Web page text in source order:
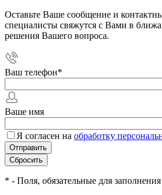
Оставьте Ваше сообщение и
специалисты свяжутся с Вами в
решения Вашего вопроса.
Ваш телефон*
Ваше имя
Я согласен на обработку
* - Поля, обязательные для заполнения